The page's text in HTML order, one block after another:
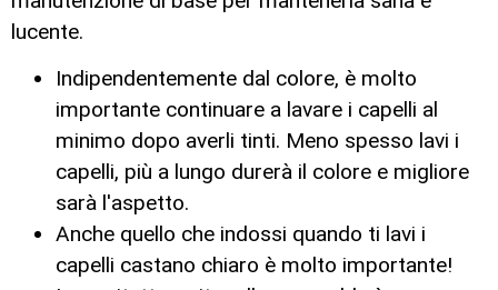
lucente.
Indipendentemente dal colore, è molto
importante continuare a lavare i capelli al
minimo dopo averli tinti. Meno spesso lavi i
capelli, più a lungo durerà il colore e migliore
sarà l'aspetto.
Anche quello che indossi quando ti lavi i
capelli castano chiaro è molto importante!